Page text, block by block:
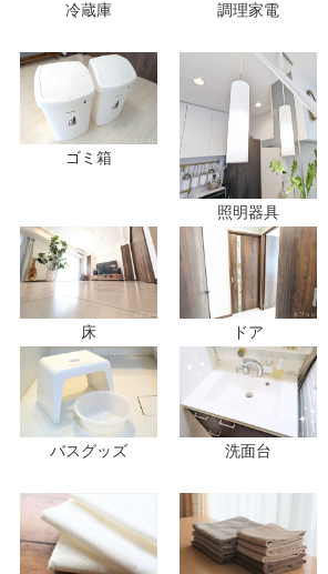
冷蔵庫 調理家電
ゴミ箱
照明器具
床 ドア
バスグッズ 洗面台